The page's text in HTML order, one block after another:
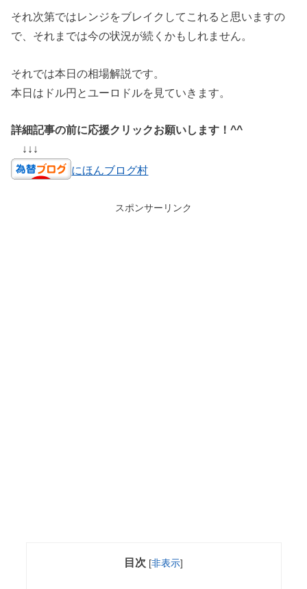
それ次第ではレンジをブレイクしてこれると思いますの
で、それまでは今の状況が続くかもしれません。
それでは本日の相場解説です。
本日はドル円とユーロドルを見ていきます。
詳細記事の前に応援クリックお願いします！^^
↓↓↓
にほんブログ村
スポンサーリンク
目次 [非表示]